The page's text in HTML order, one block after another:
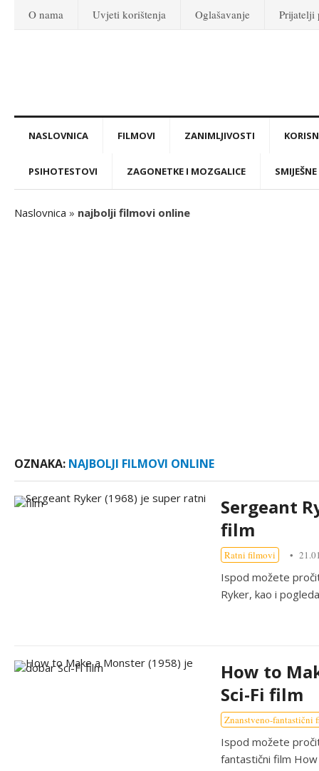
O nama Uvjeti korištenja Oglašavanje Prijatelji
NASLOVNICA FILMOVI ZANIMLJIVOSTI
PSIHOTESTOVI ZAGONETKE I MOZGALICE
Naslovnica » najbolji filmovi online
OZNAKA: NAJBOLJI FILMOVI ONLINE
Sergeant
film
Ratni filmovi
Ispod možete
Ryker, kao i
How to
Sci-Fi film
Znanstveno-fantastični
Ispod možete
fantastični film